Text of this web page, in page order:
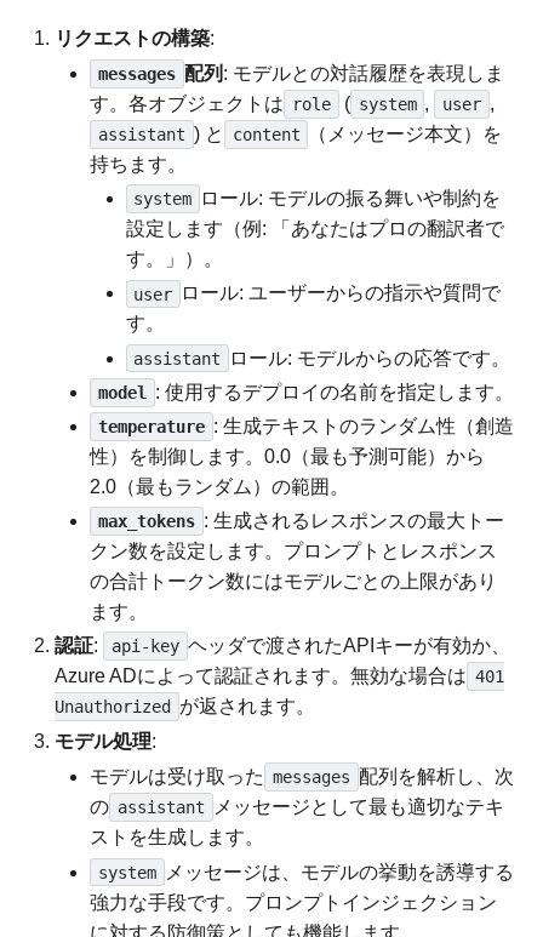
リクエストの構築:
messages 配列 : モデルとの対話履歴を表現しま
す。各オブジェクトは
role ( system , user ,
assistant ) と content
（メッセージ本文）を
持ちます。
system
ロール: モデルの振る舞いや制約を
設定します（例: 「あなたはプロの翻訳者で
す。」）。
user
ロール: ユーザーからの指示や質問で
す。
assistant ロール: モデルからの応答です。
model : 使用するデプロイの名前を指定します。
temperature : 生成テキストのランダム性（創造
性）を制御します。0.0（最も予測可能）から
2.0（最もランダム）の範囲。
max_tokens : 生成されるレスポンスの最大トー
クン数を設定します。プロンプトとレスポンス
の合計トークン数にはモデルごとの上限があり
ます。
認証: api-key ヘッダで渡されたAPIキーが有効か、
Azure ADによって認証されます。無効な場合は 401
Unauthorized
が返されます。
モデル処理:
モデルは受け取った messages 配列を解析し、次
の assistant
メッセージとして最も適切なテキ
ストを生成します。
system
メッセージは、モデルの挙動を誘導する
強力な手段です。プロンプトインジェクション
に対する防御策としても機能します。